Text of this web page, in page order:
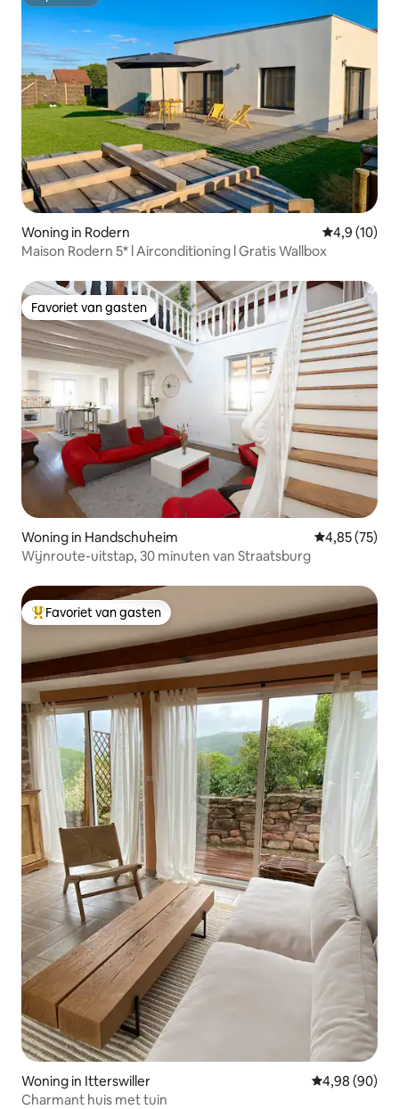
Woning in Rodern
4,9 (10)
Maison Rodern 5* l Airconditioning l Gratis Wallbox
Favoriet van gasten
Favoriet van gasten
Woning in Handschuheim Gemiddelde
4,85 (75)
Wijnroute-uitstap, 30 minuten van Straatsburg
Topfavoriet van gasten
Favoriet van gasten
Woning in Itterswiller Gemiddelde
4,98 (90)
Charmant huis met tuin